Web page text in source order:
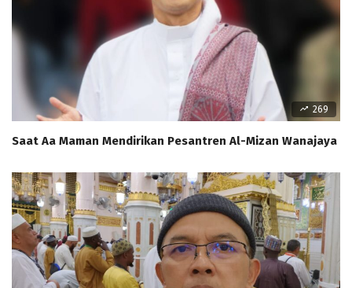
269
Saat Aa Maman Mendirikan Pesantren Al-Mizan Wanajaya